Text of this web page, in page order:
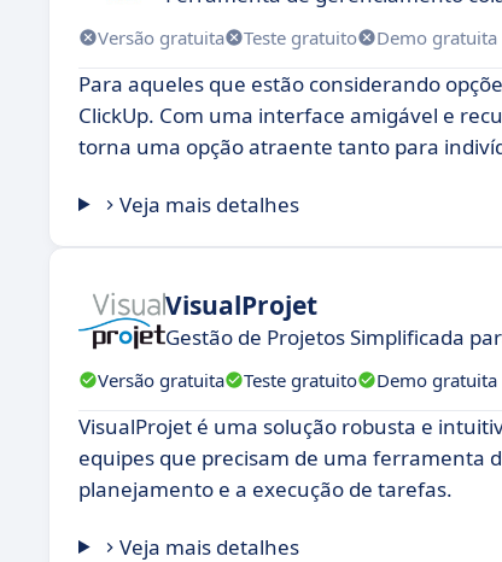
Versão gratuita Teste gratuito Demo gratuita
Para aqueles que estão considerando
ClickUp. Com uma interface amigável e
torna uma opção atraente tanto para
Veja mais detalhes
VisualProjet
Gestão de Projetos Simplificada
Versão gratuita Teste gratuito Demo gratuita
VisualProjet é uma solução robusta e
equipes que precisam de uma ferramenta
planejamento e a execução de tarefas.
Veja mais detalhes